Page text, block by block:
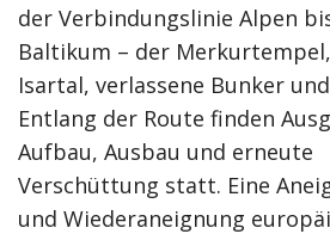
der Verbindungslinie Alpen
Baltikum – der
Isartal, verlassene Bunker
Entlang der Route finden
Aufbau, Ausbau und erneute
Verschüttung statt. Eine
und Wiederaneignung